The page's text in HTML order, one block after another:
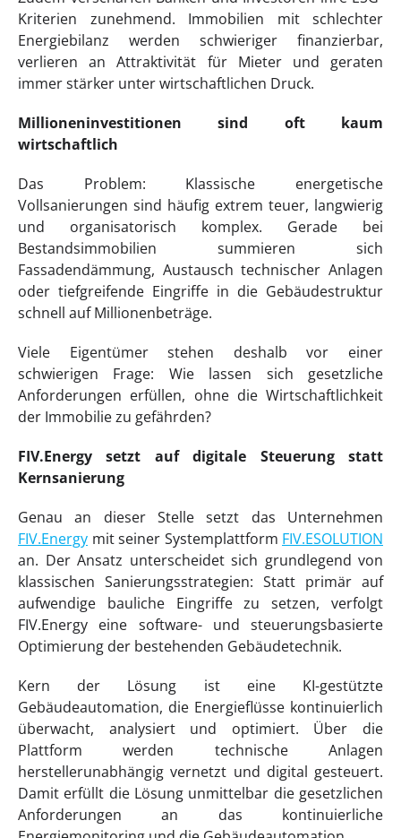
Kriterien zunehmend. Immobilien mit schlechter
Energiebilanz werden schwieriger finanzierbar,
verlieren an Attraktivität für Mieter und geraten
immer stärker unter wirtschaftlichen Druck.
Millioneninvestitionen sind oft kaum
wirtschaftlich
Das Problem: Klassische energetische
Vollsanierungen sind häufig extrem teuer, langwierig
und organisatorisch komplex. Gerade bei
Bestandsimmobilien summieren sich
Fassadendämmung, Austausch technischer Anlagen
oder tiefgreifende Eingriffe in die Gebäudestruktur
schnell auf Millionenbeträge.
Viele Eigentümer stehen deshalb vor einer
schwierigen Frage: Wie lassen sich gesetzliche
Anforderungen erfüllen, ohne die Wirtschaftlichkeit
der Immobilie zu gefährden?
FIV.Energy setzt auf digitale Steuerung statt
Kernsanierung
Genau an dieser Stelle setzt das Unternehmen
FIV.Energy mit seiner Systemplattform FIV.ESOLUTION
an. Der Ansatz unterscheidet sich grundlegend von
klassischen Sanierungsstrategien: Statt primär auf
aufwendige bauliche Eingriffe zu setzen, verfolgt
FIV.Energy eine software- und steuerungsbasierte
Optimierung der bestehenden Gebäudetechnik.
Kern der Lösung ist eine KI-gestützte
Gebäudeautomation, die Energieflüsse kontinuierlich
überwacht, analysiert und optimiert. Über die
Plattform werden technische Anlagen
herstellerunabhängig vernetzt und digital gesteuert.
Damit erfüllt die Lösung unmittelbar die gesetzlichen
Anforderungen an das kontinuierliche